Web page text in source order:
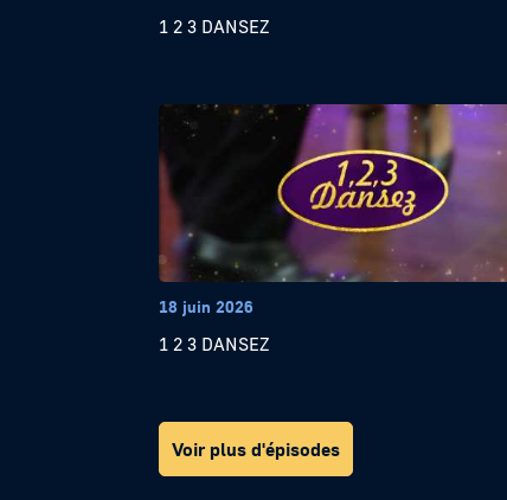
1 2 3 DANSEZ
18 juin 2026
1 2 3 DANSEZ
Voir plus d'épisodes